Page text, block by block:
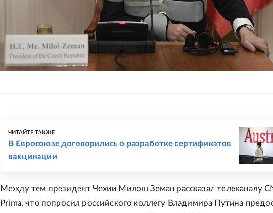
ЧИТАЙТЕ ТАКЖЕ
В Евросоюзе договорились о разработке сертификатов
вакцинации
Между тем президент Чехии Милош Земан рассказал телеканалу
Prima, что попросил российского коллегу Владимира Путина